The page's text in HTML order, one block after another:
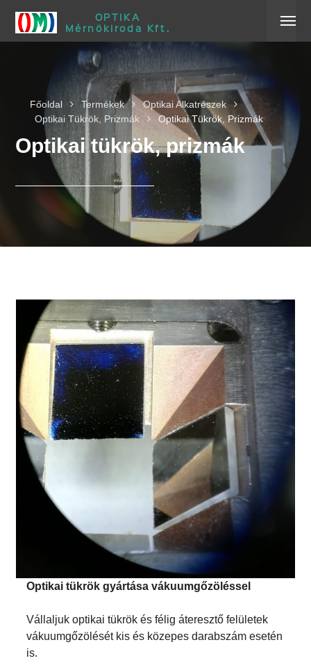
OPTIKA
Mérnökiroda Kft.
Főoldal Termékek
Optikai Alkatrészek
Optikai Tükrök, Prizmák
Optikai Tükrök, Prizmák
Optikai tükrök, prizmák
Optikai tükrök gyártása vákuumgőzöléssel
Vállaljuk optikai tükrök és félig áteresztő felületek
vákuumgőzölését kis és közepes darabszám esetén
is.